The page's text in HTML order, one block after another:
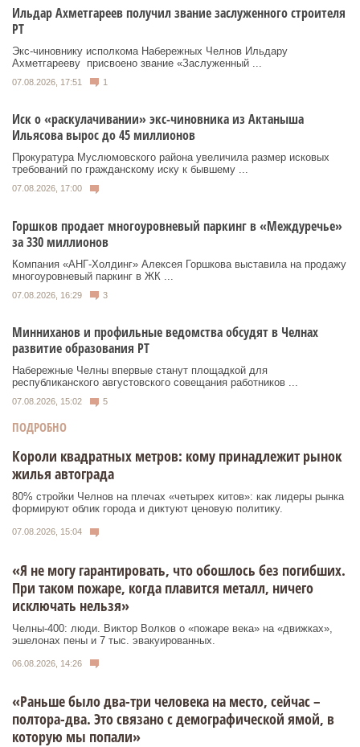
Ильдар Ахметгареев получил звание заслуженного строителя
РТ
Экс‑чиновнику исполкома Набережных Челнов Ильдару
Ахметгарееву присвоено звание «Заслуженный ...
07.08.2026, 17:51 1
Иск о «раскулачивании» экс-чиновника из Актаныша
Ильясова вырос до 45 миллионов
Прокуратура Муслюмовского района увеличила размер исковых
требований по гражданскому иску к бывшему ...
07.08.2026, 17:00
Горшков продает многоуровневый паркинг в «Междуречье»
за 330 миллионов
Компания «АНГ-Холдинг» Алексея Горшкова выставила на продажу
многоуровневый паркинг в ЖК ...
07.08.2026, 16:29 3
Минниханов и профильные ведомства обсудят в Челнах
развитие образования РТ
Набережные Челны впервые станут площадкой для
республиканского августовского совещания работников ...
07.08.2026, 15:02 5
ПОДРОБНО
Короли квадратных метров: кому принадлежит рынок
жилья автограда
80% стройки Челнов на плечах «четырех китов»: как лидеры рынка
формируют облик города и диктуют ценовую политику.
07.08.2026, 15:04
«Я не могу гарантировать, что обошлось без погибших.
При таком пожаре, когда плавится металл, ничего
исключать нельзя»
Челны-400: люди. Виктор Волков о «пожаре века» на «движках»,
эшелонах пены и 7 тыс. эвакуированных.
06.08.2026, 14:26
«Раньше было два-три человека на место, сейчас –
полтора-два. Это связано с демографической ямой, в
которую мы попали»